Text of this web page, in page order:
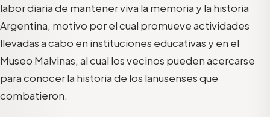
labor diaria de mantener viva la memoria y la historia
Argentina, motivo por el cual promueve actividades
llevadas a cabo en instituciones educativas y en el
Museo Malvinas, al cual los vecinos pueden acercarse
para conocer la historia de los lanusenses que
combatieron.